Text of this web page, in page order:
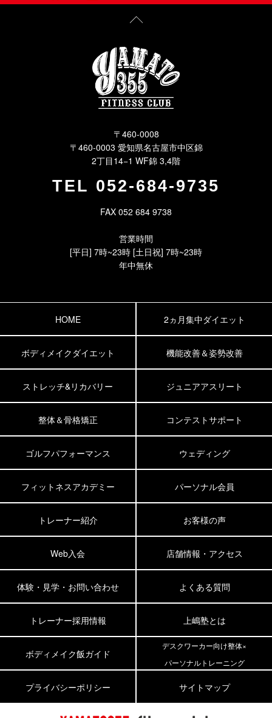
〒460-0008
〒460-0003 愛知県名古屋市中区錦
2丁目14−1 WF錦 3,4階
TEL 052-684-9735
FAX 052 684 9738
営業時間
[平日] 7時~23時 [土日祝] 7時~23時
年中無休
HOME 2ヵ月集中ダイエット
ボディメイクダイエット 機能改善＆姿勢改善
ストレッチ&リカバリー ジュニアアスリート
整体＆骨格矯正 コンテストサポート
ゴルフパフォーマンス ウェディング
フィットネスアカデミー パーソナル会員
トレーナー紹介 お客様の声
Web入会 店舗情報・アクセス
体験・見学・お問い合わせ よくある質問
トレーナー採用情報 上嶋塾とは
ボディメイク飯ガイド
デスクワーカー向け整体×
パーソナルトレーニング
プライバシーポリシー サイトマップ